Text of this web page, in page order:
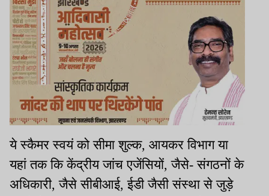
ये स्कैमर स्वयं को सीमा शुल्क, आयकर विभाग या
यहां तक कि केंद्रीय जांच एजेंसियों, जैसे- संगठनों के
अधिकारी, जैसे सीबीआई, ईडी जैसी संस्था से जुड़े